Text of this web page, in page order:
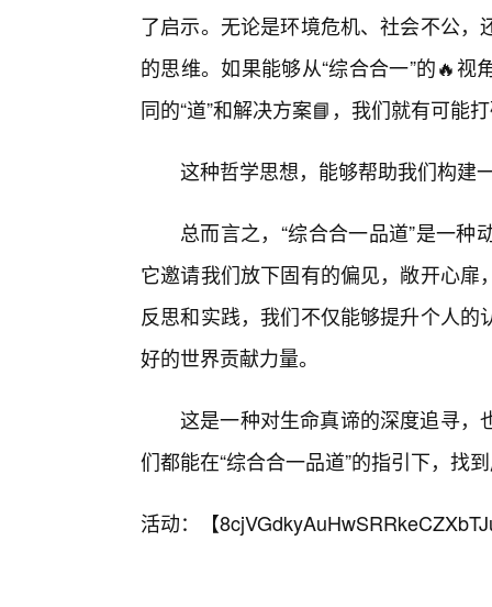
了启示。无论是环境危机、社会不公
的思维。如果能够从“综合合一”的🔥
同的“道”和解决方案📘，我们就有可能
这种哲学思想，能够帮助我们构建
总而言之，“综合合一品道”是一
它邀请我们放下固有的偏见，敞开心
反思和实践，我们不仅能够提升个人
好的世界贡献力量。
这是一种对生命真谛的深度追寻，
们都能在“综合合一品道”的指引下，找
活动：【